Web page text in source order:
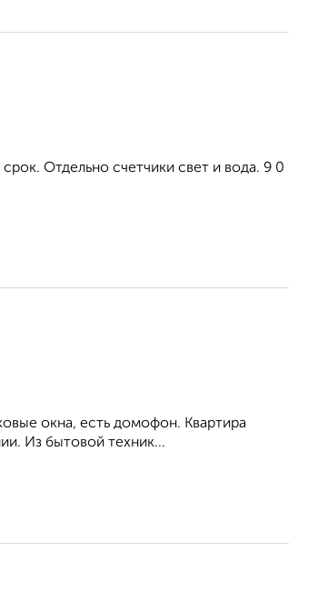
Отдельно счетчики свет и вода. 9 0
окна, есть домофон. Квартира
Из бытовой техник...